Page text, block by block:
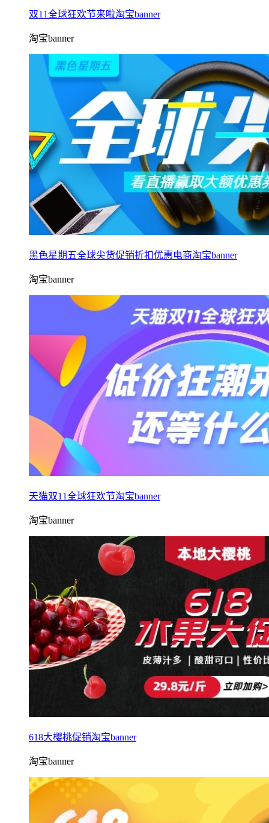
双11全球狂欢节来啦淘宝banner
淘宝banner
黑色星期五全球尖货促销折扣优惠电商淘宝banner
淘宝banner
天猫双11全球狂欢节淘宝banner
淘宝banner
618大樱桃促销淘宝banner
淘宝banner